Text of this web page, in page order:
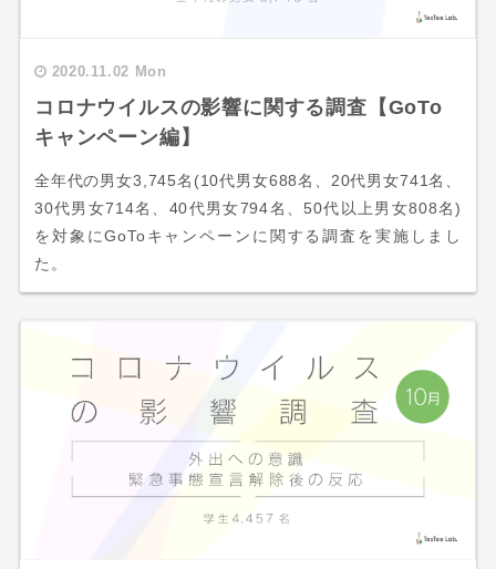
2020.11.02 Mon
コロナウイルスの影響に関する調査【GoTo
キャンペーン編】
全年代の男女3,745名(10代男女688名、20代男女741名、
30代男女714名、40代男女794名、50代以上男女808名)
を対象にGoToキャンペーンに関する調査を実施しまし
た。